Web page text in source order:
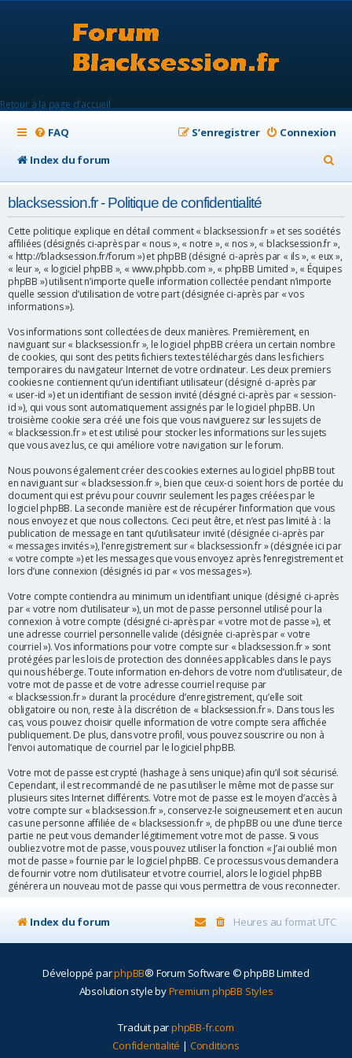
Retour à la page d'accueil
FAQ Connexion
S’enregistrer
Index du forum
e
h
e
r
blacksession.fr - Politique de confidentialité
Cette politique explique en détail comment « blacksession.fr » et ses sociétés
affiliées (désignés ci-après par « nous », « notre », « nos », « blacksession.fr »,
« http://blacksession.fr/forum ») et phpBB (désigné ci-après par « ils », « eux »,
« leur », « logiciel phpBB », « www.phpbb.com », « phpBB Limited », « Équipes
phpBB ») utilisent n’importe quelle information collectée pendant n’importe
quelle session d’utilisation de votre part (désignée ci-après par « vos
informations »).
Vos informations sont collectées de deux manières. Premièrement, en
naviguant sur « blacksession.fr », le logiciel phpBB créera un certain nombre
de cookies, qui sont des petits fichiers textes téléchargés dans les fichiers
temporaires du navigateur Internet de votre ordinateur. Les deux premiers
cookies ne contiennent qu’un identifiant utilisateur (désigné ci-après par
« user-id ») et un identifiant de session invité (désigné ci-après par « session-
id »), qui vous sont automatiquement assignés par le logiciel phpBB. Un
troisième cookie sera créé une fois que vous naviguerez sur les sujets de
« blacksession.fr » et est utilisé pour stocker les informations sur les sujets
que vous avez lus, ce qui améliore votre navigation sur le forum.
Nous pouvons également créer des cookies externes au logiciel phpBB tout
en naviguant sur « blacksession.fr », bien que ceux-ci soient hors de portée du
document qui est prévu pour couvrir seulement les pages créées par le
logiciel phpBB. La seconde manière est de récupérer l’information que vous
nous envoyez et que nous collectons. Ceci peut être, et n’est pas limité à : la
publication de message en tant qu’utilisateur invité (désignée ci-après par
« messages invités »), l’enregistrement sur « blacksession.fr » (désignée ici par
« votre compte ») et les messages que vous envoyez après l’enregistrement et
lors d’une connexion (désignés ici par « vos messages »).
Votre compte contiendra au minimum un identifiant unique (désigné ci-après
par « votre nom d’utilisateur »), un mot de passe personnel utilisé pour la
connexion à votre compte (désigné ci-après par « votre mot de passe »), et
une adresse courriel personnelle valide (désignée ci-après par « votre
courriel »). Vos informations pour votre compte sur « blacksession.fr » sont
protégées par les lois de protection des données applicables dans le pays
qui nous héberge. Toute information en-dehors de votre nom d’utilisateur, de
votre mot de passe et de votre adresse courriel requise par
« blacksession.fr » durant la procédure d’enregistrement, qu’elle soit
obligatoire ou non, reste à la discrétion de « blacksession.fr ». Dans tous les
cas, vous pouvez choisir quelle information de votre compte sera affichée
publiquement. De plus, dans votre profil, vous pouvez souscrire ou non à
l’envoi automatique de courriel par le logiciel phpBB.
Votre mot de passe est crypté (hashage à sens unique) afin qu’il soit sécurisé.
Cependant, il est recommandé de ne pas utiliser le même mot de passe sur
plusieurs sites Internet différents. Votre mot de passe est le moyen d’accès à
votre compte sur « blacksession.fr », conservez-le soigneusement et en aucun
cas une personne affiliée de « blacksession.fr », de phpBB ou une d’une tierce
partie ne peut vous demander légitimement votre mot de passe. Si vous
oubliez votre mot de passe, vous pouvez utiliser la fonction « J’ai oublié mon
mot de passe » fournie par le logiciel phpBB. Ce processus vous demandera
de fournir votre nom d’utilisateur et votre courriel, alors le logiciel phpBB
générera un nouveau mot de passe qui vous permettra de vous reconnecter.
Index du forum Heures au format UTC
Développé parphpBB® Forum Software © phpBB Limited
Absolution style byPremium phpBB Styles
Traduit parphpBB-fr.com
Confidentialité | Conditions